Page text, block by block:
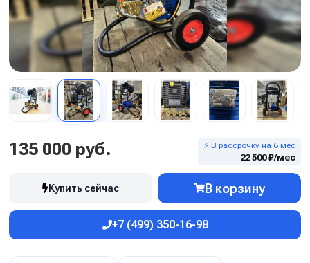
135 000 руб. ⚡ В рассрочку на 6 мес
22 500 ₽/мес
Купить сейчас В корзину
+7 (499) 350-16-98